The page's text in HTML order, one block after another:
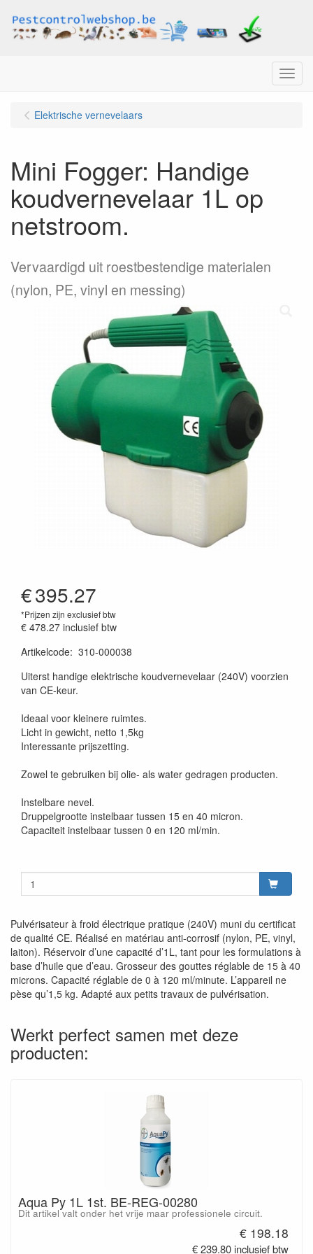
Menu
Elektrische vernevelaars
Mini Fogger: Handige
koudvernevelaar 1L op
netstroom.
Vervaardigd uit roestbestendige materialen
(nylon, PE, vinyl en messing)
€395.27
*Prijzen zijn exclusief btw
€ 478.27 inclusief btw
Artikelcode: 310-000038
Uiterst handige elektrische koudvernevelaar (240V) voorzien
van CE-keur.
Ideaal voor kleinere ruimtes.
Licht in gewicht, netto 1,5kg
Interessante prijszetting.
Zowel te gebruiken bij olie- als water gedragen producten.
Instelbare nevel.
Druppelgrootte instelbaar tussen 15 en 40 micron.
Capaciteit instelbaar tussen 0 en 120 ml/min.
Pulvérisateur à froid électrique pratique (240V) muni du certificat
de qualité CE. Réalisé en matériau anti-corrosif (nylon, PE, vinyl,
laiton). Réservoir d’une capacité d’1L, tant pour les formulations à
base d’huile que d’eau. Grosseur des gouttes réglable de 15 à 40
microns. Capacité réglable de 0 à 120 ml/minute. L’appareil ne
pèse qu’1,5 kg. Adapté aux petits travaux de pulvérisation.
Werkt perfect samen met deze
producten:
Aqua Py 1L 1st. BE-REG-00280
Dit artikel valt onder het vrije maar professionele circuit.
€ 198.18
€ 239.80 inclusief btw